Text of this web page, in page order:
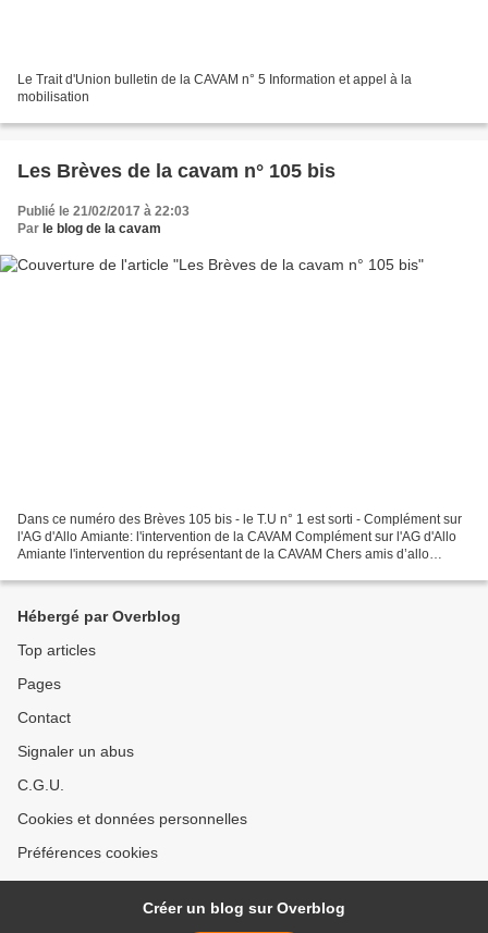
Le Trait d'Union bulletin de la CAVAM n° 5 Information et appel à la
mobilisation
Les Brèves de la cavam n° 105 bis
Publié le 21/02/2017 à 22:03
Par le blog de la cavam
Dans ce numéro des Brèves 105 bis - le T.U n° 1 est sorti - Complément sur
l'AG d'Allo Amiante: l'intervention de la CAVAM Complément sur l'AG d'Allo
Amiante l'intervention du représentant de la CAVAM Chers amis d’allo
Hébergé par Overblog
Top articles
Pages
Contact
Signaler un abus
C.G.U.
Cookies et données personnelles
Préférences cookies
Créer un blog sur Overblog